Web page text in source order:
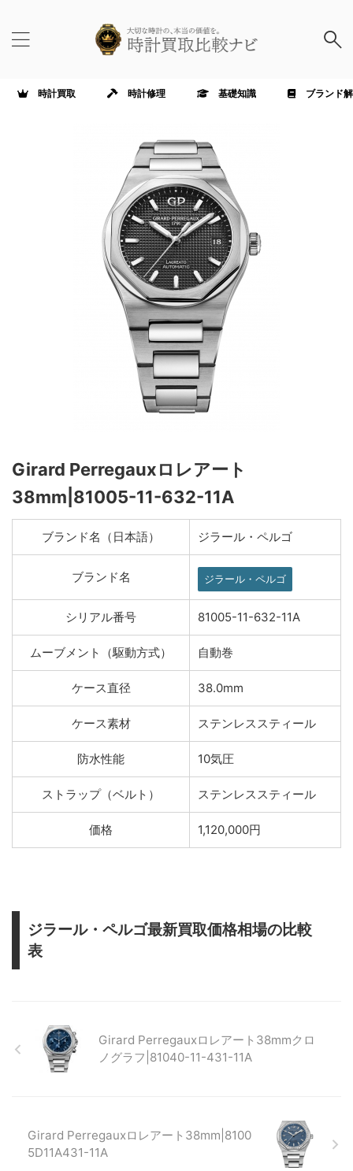
時計買取 時計修理 基礎知識 ブランド
Girard Perregauxロレアート
38mm|81005-11-632-11A
ブランド名（日本語） ジラール・ペルゴ
ブランド名 ジラール・ペルゴ
シリアル番号 81005-11-632-11A
ムーブメント（駆動方式） 自動巻
ケース直径 38.0mm
ケース素材 ステンレススティール
防水性能 10気圧
ストラップ（ベルト） ステンレススティール
価格 1,120,000円
ジラール・ペルゴ最新買取価格相場の比較
表
Girard Perregauxロレアート38mmクロ
ノグラフ|81040-11-431-11A
Girard Perregauxロレアート38mm|8100
5D11A431-11A